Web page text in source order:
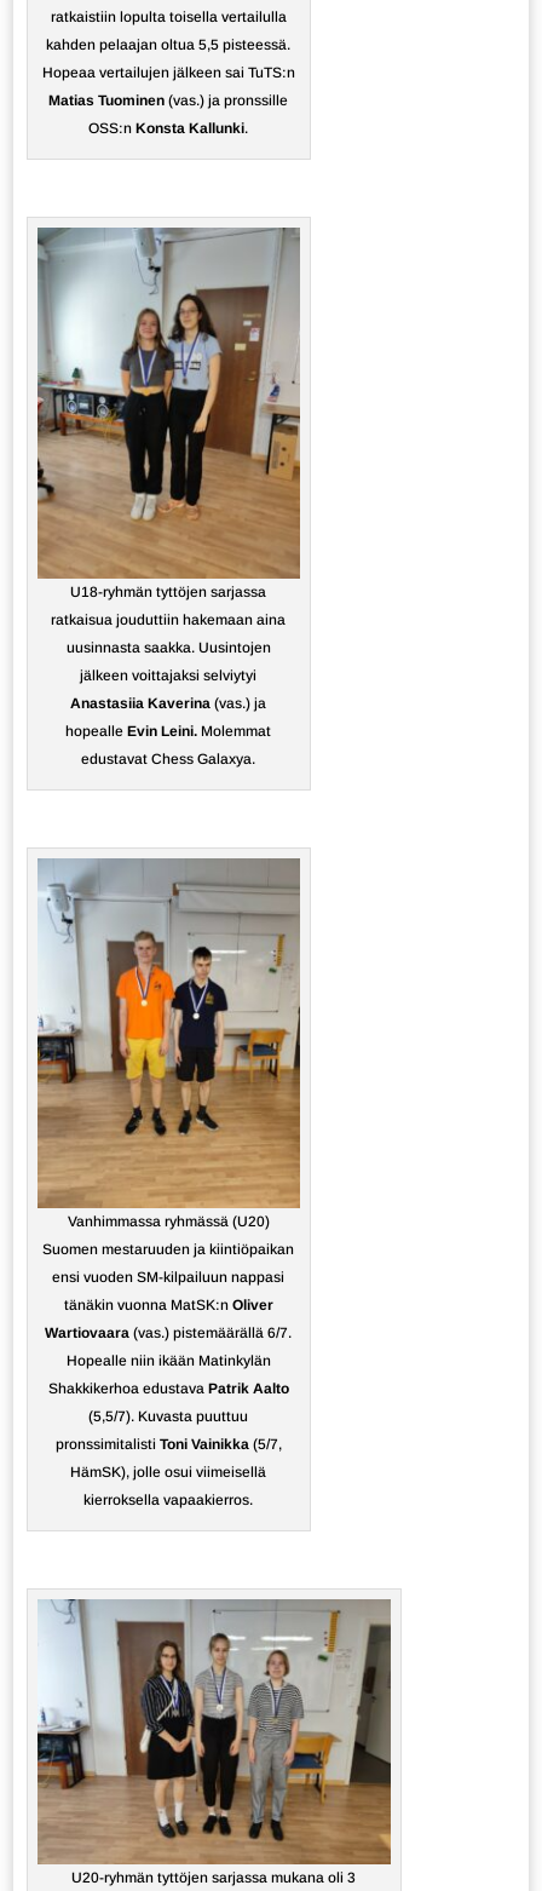
ratkaistiin lopulta toisella vertailulla
kahden pelaajan oltua 5,5 pisteessä.
Hopeaa vertailujen jälkeen sai TuTS:n
Matias Tuominen (vas.) ja pronssille
OSS:nKonsta Kallunki.
U18-ryhmän tyttöjen sarjassa
ratkaisua jouduttiin hakemaan aina
uusinnasta saakka. Uusintojen
jälkeen voittajaksi selviytyi
Anastasiia Kaverina(vas.) ja
hopealleEvin Leini. Molemmat
edustavat Chess Galaxya.
Vanhimmassa ryhmässä (U20)
Suomen mestaruuden ja kiintiöpaikan
ensi vuoden SM-kilpailuun nappasi
tänäkin vuonna MatSK:n Oliver
Wartiovaara (vas.) pistemäärällä 6/7.
Hopealle niin ikään Matinkylän
Shakkikerhoa edustava Patrik Aalto
(5,5/7). Kuvasta puuttuu
pronssimitalisti Toni Vainikka(5/7,
HämSK), jolle osui viimeisellä
kierroksella vapaakierros.
U20-ryhmän tyttöjen sarjassa mukana oli 3